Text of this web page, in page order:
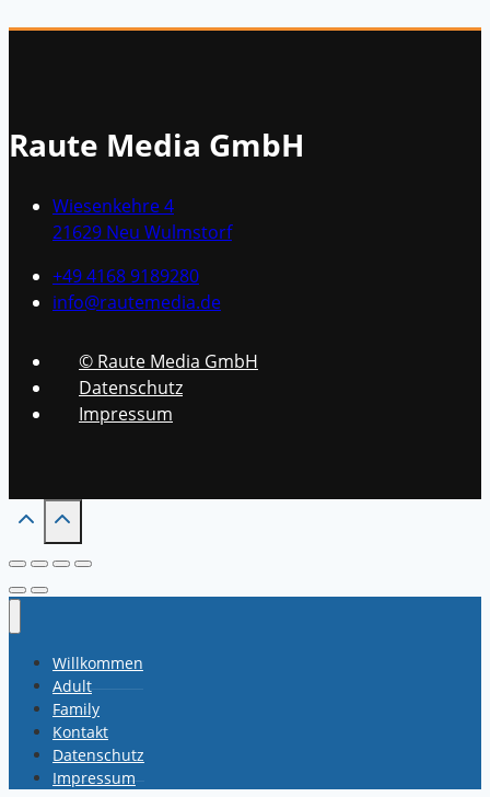
Raute Media GmbH
Wiesenkehre 4
21629 Neu Wulmstorf
+49 4168 9189280
info@rautemedia.de
© Raute Media GmbH
Datenschutz
Impressum
Willkommen
Adult
Family
Kontakt
Datenschutz
Impressum